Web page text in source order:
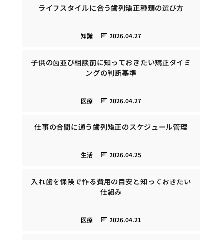
ライフスタイルに合う歯列矯正種類の選び方
2026.04.27
知識
子供の歯並び相談前に知っておきたい矯正タイミ
ングの判断基準
2026.04.27
医療
仕事の合間に通う歯列矯正のスケジュール管理
2026.04.25
生活
入れ歯を保険で作る費用の目安と知っておきたい
仕組み
2026.04.21
医療